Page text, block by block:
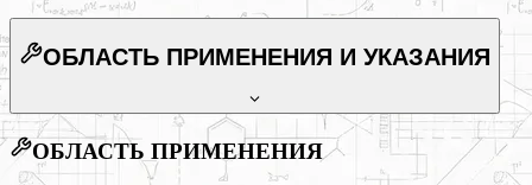
ОБЛАСТЬ ПРИМЕНЕНИЯ И УКАЗАНИЯ
ОБЛАСТЬ ПРИМЕНЕНИЯ